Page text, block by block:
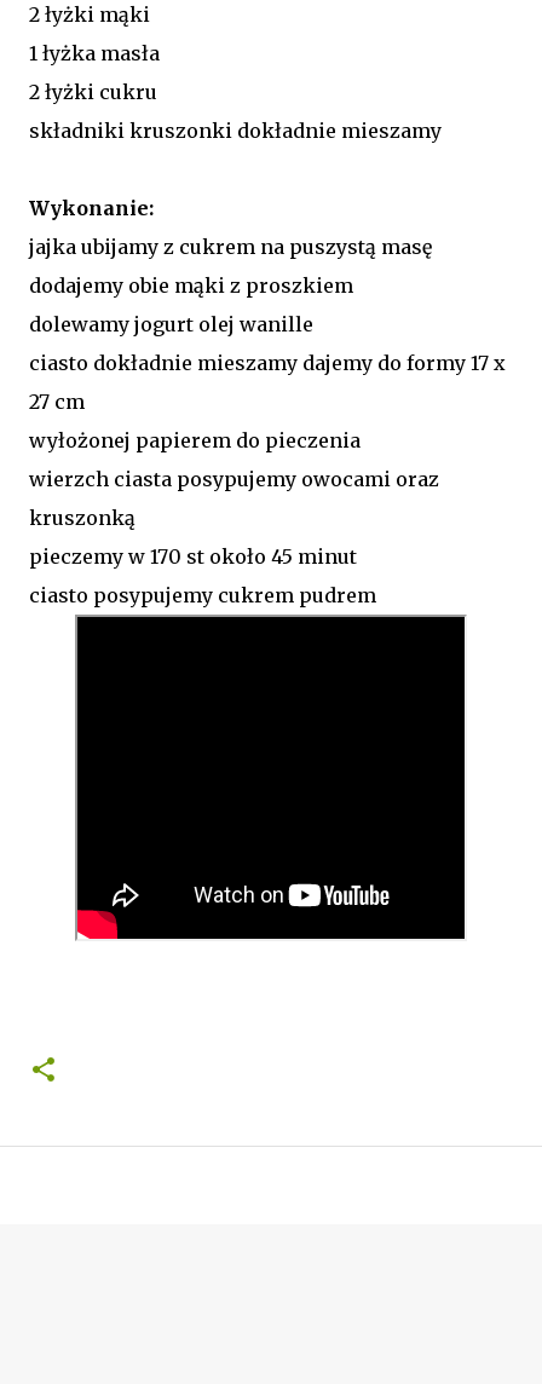
2 łyżki mąki
1 łyżka masła
2 łyżki cukru
składniki kruszonki dokładnie mieszamy
Wykonanie:
jajka ubijamy z cukrem na puszystą masę
dodajemy obie mąki z proszkiem
dolewamy jogurt olej wanille
ciasto dokładnie mieszamy dajemy do formy 17 x
27 cm
wyłożonej papierem do pieczenia
wierzch ciasta posypujemy owocami oraz
kruszonką
pieczemy w 170 st około 45 minut
ciasto posypujemy cukrem pudrem